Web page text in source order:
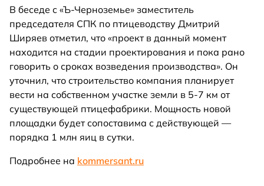
В беседе с «Ъ-Черноземье» заместитель
председателя СПК по птицеводству Дмитрий
Ширяев отметил, что «проект в данный момент
находится на стадии проектирования и пока рано
говорить о сроках возведения производства». Он
уточнил, что строительство компания планирует
вести на собственном участке земли в 5-7 км от
существующей птицефабрики. Мощность новой
площадки будет сопоставима с действующей —
порядка 1 млн яиц в сутки.
Подробнее на kommersant.ru